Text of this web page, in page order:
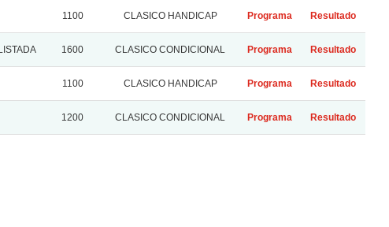
1100 CLASICO HANDICAP Programa Resultado
1600 CLASICO CONDICIONAL Programa Resultado
1100 CLASICO HANDICAP Programa Resultado
1200 CLASICO CONDICIONAL Programa Resultado